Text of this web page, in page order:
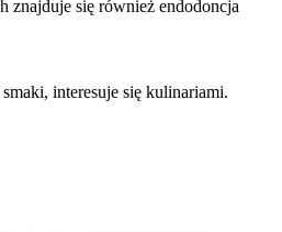
znajduje się również endodoncja
interesuje się kulinariami.